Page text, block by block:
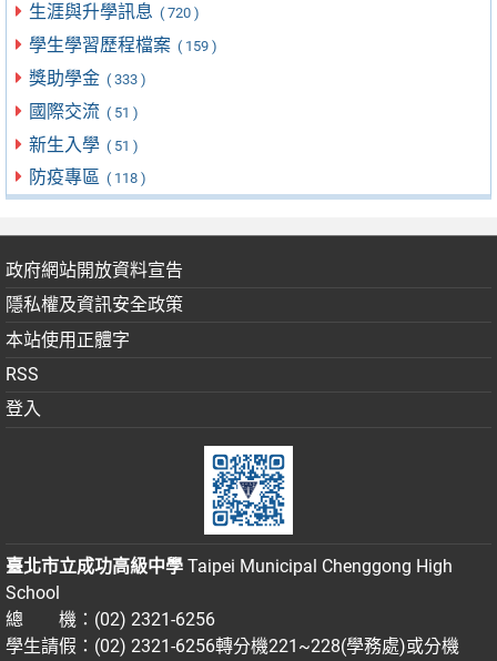
生涯與升學訊息 ( 720 )
學生學習歷程檔案 ( 159 )
獎助學金 ( 333 )
國際交流 ( 51 )
新生入學 ( 51 )
防疫專區 ( 118 )
政府網站開放資料宣告
隱私權及資訊安全政策
本站使用正體字
RSS
登入
臺北市立成功高級中學 Taipei Municipal Chenggong High
School
總 機：(02) 2321-6256
學生請假：(02) 2321-6256轉分機221~228(學務處)或分機